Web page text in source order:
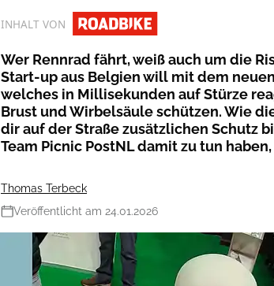
INHALT VON
Wer Rennrad fährt, weiß auch um die
Start-up aus Belgien will mit dem
welches in Millisekunden auf Stürze
Brust und Wirbelsäule schützen. Wie
dir auf der Straße zusätzlichen Schutz
Team Picnic PostNL damit zu tun
Thomas Terbeck
Veröffentlicht am 24.01.2026